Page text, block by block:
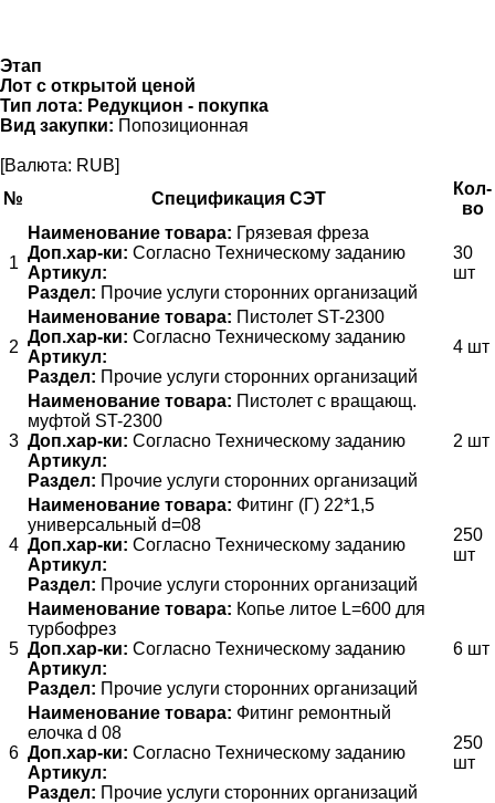
Этап
Лот с открытой ценой
Тип лота: Редукцион - покупка
Вид закупки: Попозиционная
[Валюта: RUB]
№
Спецификация СЭТ
Кол-
во
1
Наименование товара: Грязевая фреза
Доп.хар-ки: Согласно Техническому заданию
Артикул:
Раздел: Прочие услуги сторонних организаций
30
шт
2
Наименование товара: Пистолет ST-2300
Доп.хар-ки: Согласно Техническому заданию
Артикул:
Раздел: Прочие услуги сторонних организаций
4 шт
3
Наименование товара: Пистолет с вращающ.
муфтой ST-2300
Доп.хар-ки: Согласно Техническому заданию
Артикул:
Раздел: Прочие услуги сторонних организаций
2 шт
4
Наименование товара: Фитинг (Г) 22*1,5
универсальный d=08
Доп.хар-ки: Согласно Техническому заданию
Артикул:
Раздел: Прочие услуги сторонних организаций
250
шт
5
Наименование товара: Копье литое L=600 для
турбофрез
Доп.хар-ки: Согласно Техническому заданию
Артикул:
Раздел: Прочие услуги сторонних организаций
6 шт
6
Наименование товара: Фитинг ремонтный
елочка d 08
Доп.хар-ки: Согласно Техническому заданию
Артикул:
Раздел: Прочие услуги сторонних организаций
250
шт